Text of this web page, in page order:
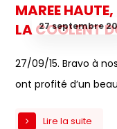
MAREE
LA COOLENT
27 septembre
27/09/15. Bravo à
ont profité d’un
Lire la suite